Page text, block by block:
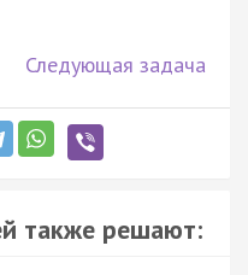
Следующая задача
также решают: